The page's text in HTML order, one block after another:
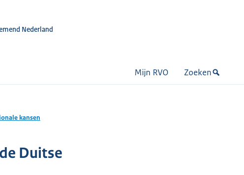
Nederland
Mijn RVO Zoeken
kansen
Duitse